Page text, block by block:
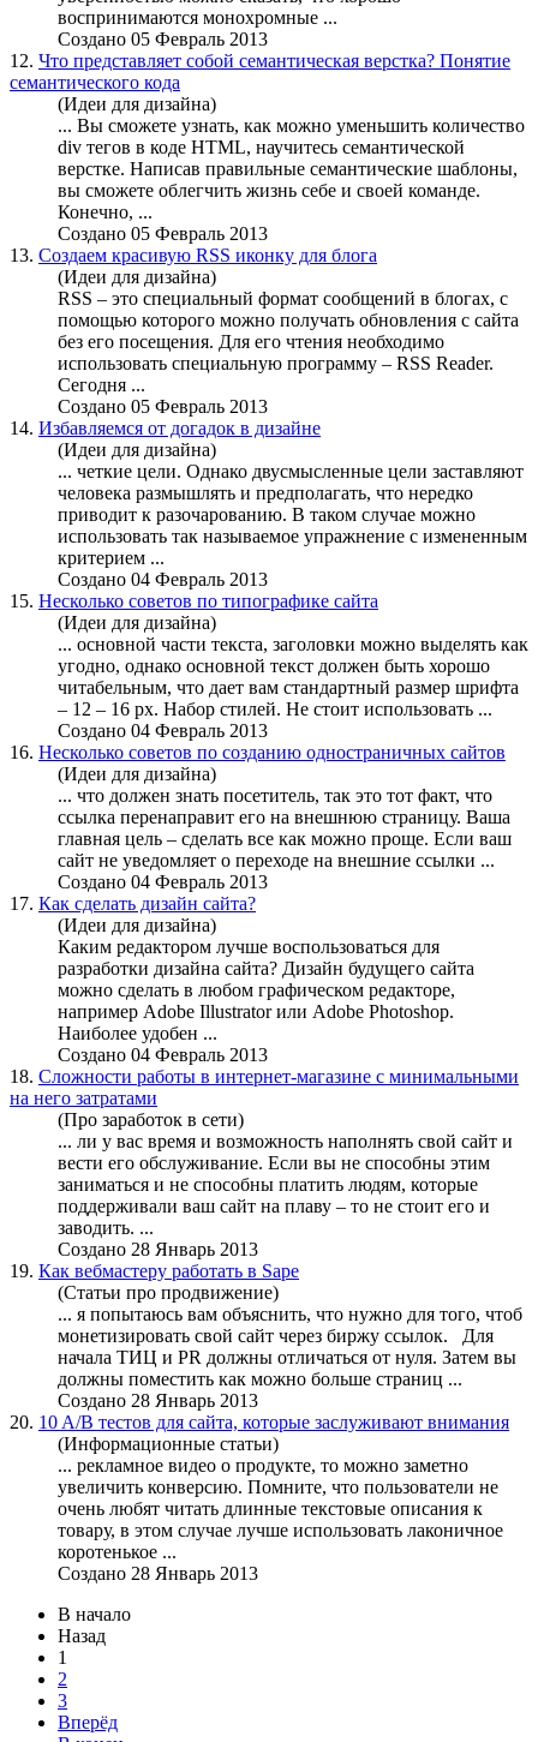
воспринимаются монохромные ...
Создано 05 Февраль 2013
12. Что представляет собой семантическая верстка? Понятие
семантического кода
(Идеи для дизайна)
... Вы сможете узнать, как можно уменьшить количество
div тегов в коде HTML, научитесь семантической
верстке. Написав правильные семантические шаблоны,
вы сможете облегчить жизнь себе и своей команде.
Конечно, ...
Создано 05 Февраль 2013
13. Создаем красивую RSS иконку для блога
(Идеи для дизайна)
RSS – это специальный формат сообщений в блогах, с
помощью которого можно получать обновления с сайта
без его посещения. Для его чтения необходимо
использовать специальную программу – RSS Reader.
Сегодня ...
Создано 05 Февраль 2013
14. Избавляемся от догадок в дизайне
(Идеи для дизайна)
... четкие цели. Однако двусмысленные цели заставляют
человека размышлять и предполагать, что нередко
приводит к разочарованию. В таком случае можно
использовать так называемое упражнение с измененным
критерием ...
Создано 04 Февраль 2013
15. Несколько советов по типографике сайта
(Идеи для дизайна)
... основной части текста, заголовки можно выделять как
угодно, однако основной текст должен быть хорошо
читабельным, что дает вам стандартный размер шрифта
– 12 – 16 рх. Набор стилей. Не стоит использовать ...
Создано 04 Февраль 2013
16. Несколько советов по созданию одностраничных сайтов
(Идеи для дизайна)
... что должен знать посетитель, так это тот факт, что
ссылка перенаправит его на внешнюю страницу. Ваша
главная цель – сделать все как можно проще. Если ваш
сайт не уведомляет о переходе на внешние ссылки ...
Создано 04 Февраль 2013
17. Как сделать дизайн сайта?
(Идеи для дизайна)
Каким редактором лучше воспользоваться для
разработки дизайна сайта? Дизайн будущего сайта
можно сделать в любом графическом редакторе,
например Adobe Illustrator или Adobe Photoshop.
Наиболее удобен ...
Создано 04 Февраль 2013
18. Сложности работы в интернет-магазине с минимальными
на него затратами
(Про заработок в сети)
... ли у вас время и возможность наполнять свой сайт и
вести его обслуживание. Если вы не способны этим
заниматься и не способны платить людям, которые
поддерживали ваш сайт на плаву – то не стоит его и
заводить. ...
Создано 28 Январь 2013
19. Как вебмастеру работать в Sape
(Статьи про продвижение)
... я попытаюсь вам объяснить, что нужно для того, чтоб
монетизировать свой сайт через биржу ссылок. Для
начала ТИЦ и PR должны отличаться от нуля. Затем вы
должны поместить как можно больше страниц ...
Создано 28 Январь 2013
20. 10 A/B тестов для сайта, которые заслуживают внимания
(Информационные статьи)
... рекламное видео о продукте, то можно заметно
увеличить конверсию. Помните, что пользователи не
очень любят читать длинные текстовые описания к
товару, в этом случае лучше использовать лаконичное
коротенькое ...
Создано 28 Январь 2013
В начало
Назад
1
2
3
Вперёд